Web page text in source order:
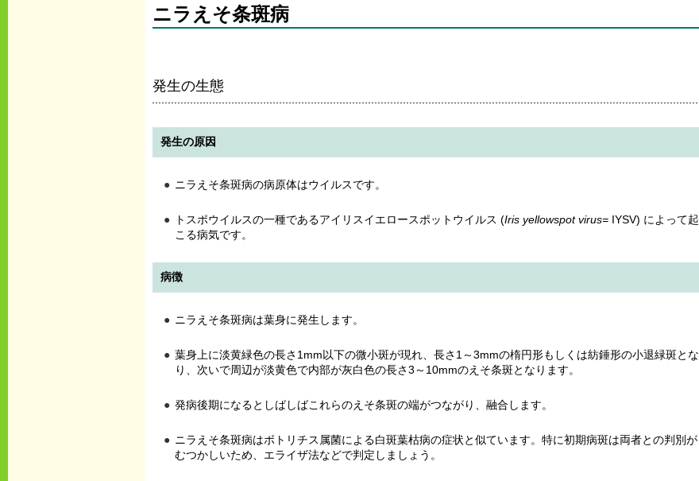
ニラえそ条斑病
発生の生態
発生の原因
ニラえそ条斑病の病原体はウイルスです。
トスポウイルスの一種であるアイリスイエロースポットウイルス (Iris yellowspot virus= IYSV) によって起
こる病気です。
病徴
ニラえそ条斑病は葉身に発生します。
葉身上に淡黄緑色の長さ1mm以下の微小斑が現れ、長さ1～3mmの楕円形もしくは紡錘形の小退緑斑とな
り、次いで周辺が淡黄色で内部が灰白色の長さ3～10mmのえそ条斑となります。
発病後期になるとしばしばこれらのえそ条斑の端がつながり、融合します。
ニラえそ条斑病はボトリチス属菌による白斑葉枯病の症状と似ています。特に初期病斑は両者との判別が
むつかしいため、エライザ法などで判定しましょう。